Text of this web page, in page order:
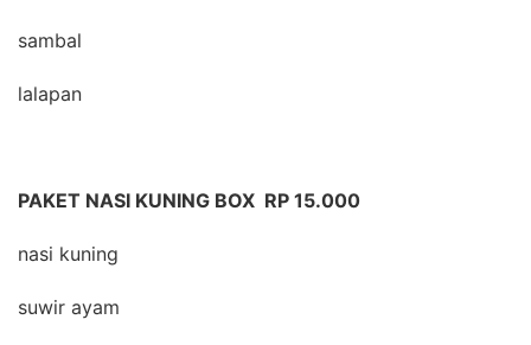
sambal
lalapan
PAKET NASI KUNING BOX RP 15.000
nasi kuning
suwir ayam